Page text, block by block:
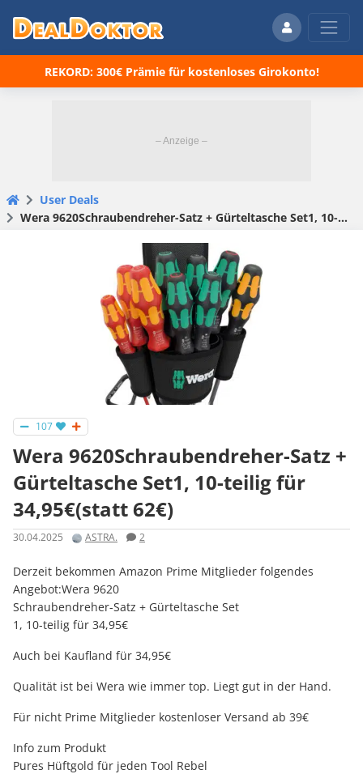
REKORD: 300€ Prämie für kostenloses Girokonto!
User Deals
Wera 9620Schraubendreher-Satz + Gürteltasche Set1, 10-teilig für 34,95€(statt 62€)
107
Wera 9620Schraubendreher-Satz +
Gürteltasche Set1, 10-teilig für
34,95€(statt 62€)
30.04.2025 ASTRA. 2
Derzeit bekommen Amazon Prime Mitglieder folgendes
Angebot:Wera 9620
Schraubendreher-Satz + Gürteltasche Set
1, 10-teilig für 34,95€
Auch bei Kaufland für 34,95€
Qualität ist bei Wera wie immer top. Liegt gut in der Hand.
Für nicht Prime Mitglieder kostenloser Versand ab 39€
Info zum Produkt
Pures Hüftgold für jeden Tool Rebel